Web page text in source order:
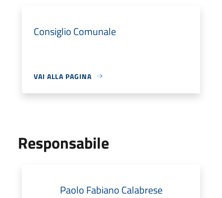
Consiglio Comunale
VAI ALLA PAGINA
Responsabile
Paolo Fabiano Calabrese